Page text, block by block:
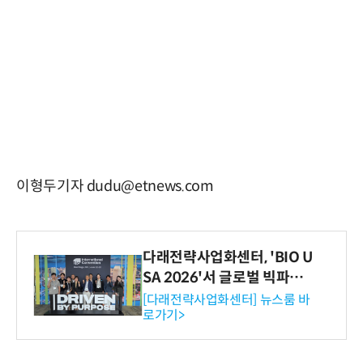
이형두기자 dudu@etnews.com
다래전략사업화센터, 'BIO U
SA 2026'서 글로벌 빅파마
와의 비즈니스 미팅 지원…K
-바이오 해외 진출 교두보 확
보
[다래전략사업화센터] 뉴스룸 바
로가기>